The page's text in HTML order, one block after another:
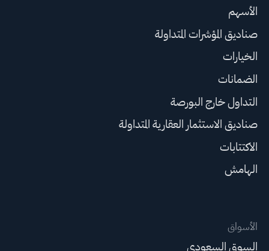
الأسهم
صناديق المؤشرات المتداولة
الخيارات
الضمانات
التداول خارج البورصة
صناديق الاستثمار العقارية المتداولة
الاكتتابات
الهامش
الأسواق
السوق السعودي